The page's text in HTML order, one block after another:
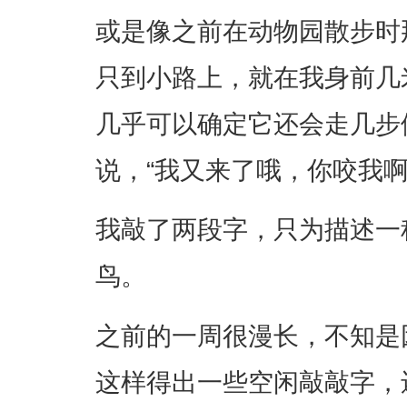
或是像之前在动物园散步
只到小路上，就在我身前
几乎可以确定它还会走几
说，“我又来了哦，你咬我
我敲了两段字，只为描述
鸟。
之前的一周很漫长，不知
这样得出一些空闲敲敲字